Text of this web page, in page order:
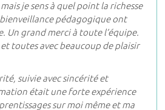
je sens à quel point la richesse
pédagogique ont
Un grand merci à toute l’équipe.
toutes avec beaucoup de plaisir
suivie avec sincérité et
était une forte expérience
sur moi même et ma